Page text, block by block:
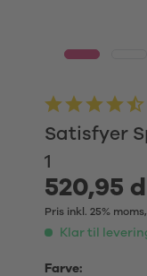
Satisfyer
1
520,95
Pris inkl. 25% moms,
Klar til
Farve: